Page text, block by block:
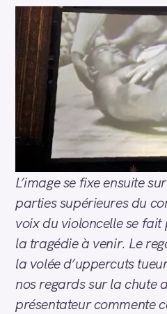
L’image se fixe ensuite
parties supérieures du
voix du violoncelle se
la tragédie à venir. Le
la volée d’uppercuts
nos regards sur la chute
présentateur commente